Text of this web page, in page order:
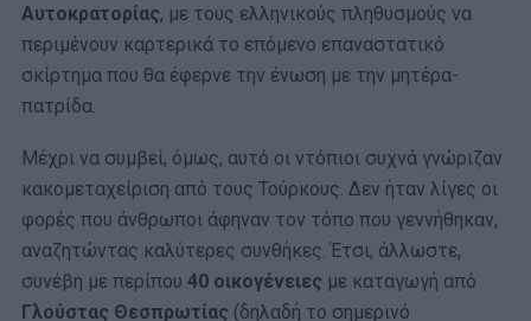
Αυτοκρατορίας, με τους ελληνικούς πληθυσμούς να
περιμένουν καρτερικά το επόμενο επαναστατικό
σκίρτημα που θα έφερνε την ένωση με την μητέρα-
πατρίδα.
Μέχρι να συμβεί, όμως, αυτό οι ντόπιοι συχνά γνώριζαν
κακομεταχείριση από τους Τούρκους. Δεν ήταν λίγες οι
φορές που άνθρωποι άφηναν τον τόπο που γεννήθηκαν,
αναζητώντας καλύτερες συνθήκες. Έτσι, άλλωστε,
συνέβη με περίπου 40 οικογένειες με καταγωγή από
Γλούστας Θεσπρωτίας (δηλαδή το σημερινό